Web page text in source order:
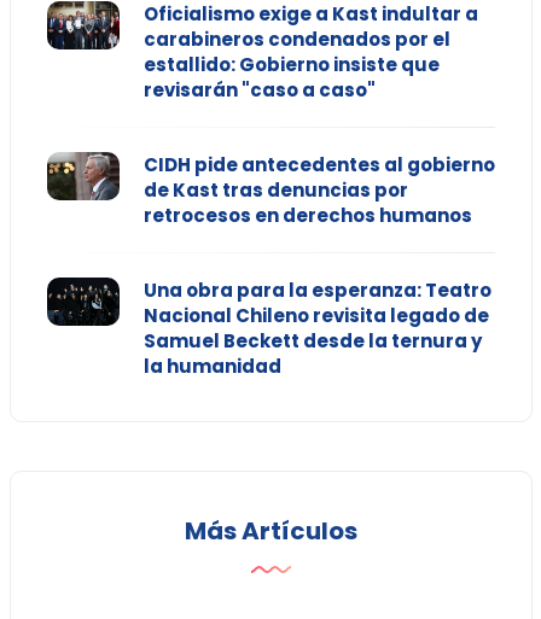
Oficialismo exige a Kast indultar a
carabineros condenados por el
estallido: Gobierno insiste que
revisarán "caso a caso"
CIDH pide antecedentes al gobierno
de Kast tras denuncias por
retrocesos en derechos humanos
Una obra para la esperanza: Teatro
Nacional Chileno revisita legado de
Samuel Beckett desde la ternura y
la humanidad
Más Artículos